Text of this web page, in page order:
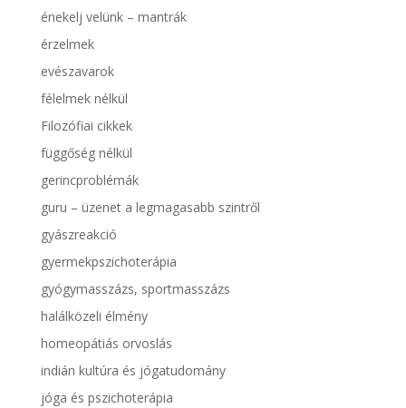
énekelj velünk – mantrák
érzelmek
evészavarok
félelmek nélkül
Filozófiai cikkek
függőség nélkül
gerincproblémák
guru – üzenet a legmagasabb szintről
gyászreakció
gyermekpszichoterápia
gyógymasszázs, sportmasszázs
halálközeli élmény
homeopátiás orvoslás
indián kultúra és jógatudomány
jóga és pszichoterápia